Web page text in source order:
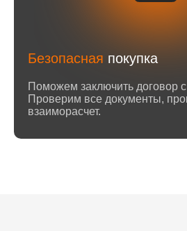
Безопасная покупка
Поможем заключить договор
Проверим все документы,
взаиморасчет.